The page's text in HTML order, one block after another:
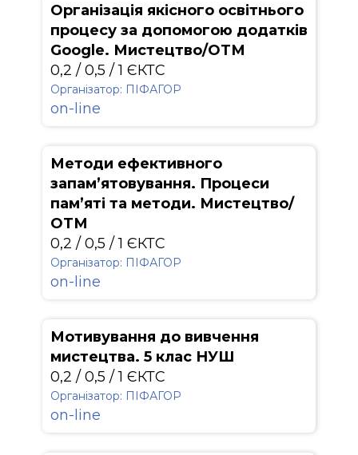
Організація якісного освітнього
процесу за допомогою додатків
Google. Мистецтво/ОТМ
0,2 / 0,5 / 1 ЄКТС
Організатор: ПІФАГОР
on-line
Методи ефективного
запам’ятовування. Процеси
пам’яті та методи. Мистецтво/
ОТМ
0,2 / 0,5 / 1 ЄКТС
Організатор: ПІФАГОР
on-line
Мотивування до вивчення
мистецтва. 5 клас НУШ
0,2 / 0,5 / 1 ЄКТС
Організатор: ПІФАГОР
on-line